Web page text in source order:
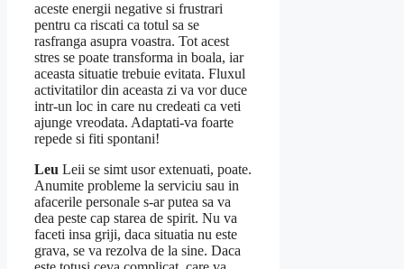
aceste energii negative si frustrari
pentru ca riscati ca totul sa se
rasfranga asupra voastra. Tot acest
stres se poate transforma in boala, iar
aceasta situatie trebuie evitata. Fluxul
activitatilor din aceasta zi va vor duce
intr-un loc in care nu credeati ca veti
ajunge vreodata. Adaptati-va foarte
repede si fiti spontani!
Leu Leii se simt usor extenuati, poate.
Anumite probleme la serviciu sau in
afacerile personale s-ar putea sa va
dea peste cap starea de spirit. Nu va
faceti insa griji, daca situatia nu este
grava, se va rezolva de la sine. Daca